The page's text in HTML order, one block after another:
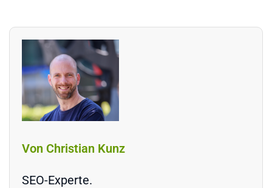
Von Christian Kunz
SEO-Experte.